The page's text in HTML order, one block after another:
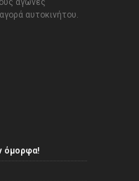
αγώνες
αυτοκινήτου.
όμορφα!